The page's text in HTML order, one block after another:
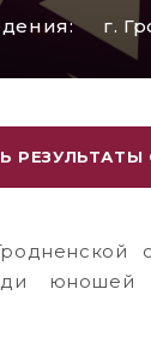
г.
РЕЗУЛЬТАТЫ